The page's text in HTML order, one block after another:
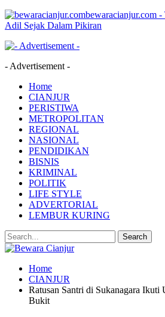
bewaracianjur.com -
Adil Sejak Dalam Pikiran
- Advertisement -
Home
CIANJUR
PERISTIWA
METROPOLITAN
REGIONAL
NASIONAL
PENDIDIKAN
BISNIS
KRIMINAL
POLITIK
LIFE STYLE
ADVERTORIAL
LEMBUR KURING
Home
CIANJUR
Ratusan Santri di Sukanagara
Bukit